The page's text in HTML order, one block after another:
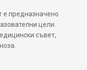
е предназначено
цели.
съвет,